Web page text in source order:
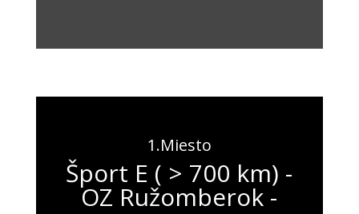
1.Miesto
Šport E ( > 700 km) -
OZ Ružomberok -